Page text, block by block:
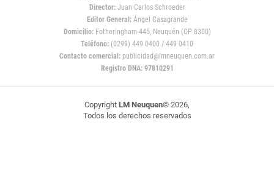
Director: Juan Carlos Schroeder
Editor General:Ángel Casagrande
Domicilio:Fotheringham 445, Neuquén (CP 8300)
Teléfono: (0299) 449 0400 / 449 0410
Contacto comercial: publicidad@lmneuquen.com.ar
Registro DNA: 97810291
Copyright LM Neuquen© 2026,
Todos los derechos reservados